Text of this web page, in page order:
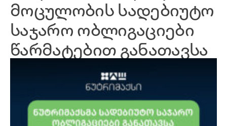
მოცულობის სადებიუტო
საჯარო ობლიგაციები
წარმატებით განათავსა